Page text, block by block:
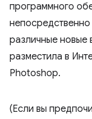
программного
различные новые
разместила в
Photoshop.
(Если вы